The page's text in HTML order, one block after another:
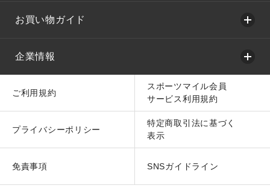
お買い物ガイド
企業情報
ご利用規約
スポーツマイル会員
サービス利用規約
プライバシーポリシー
特定商取引法に基づく
表示
免責事項 SNSガイドライン